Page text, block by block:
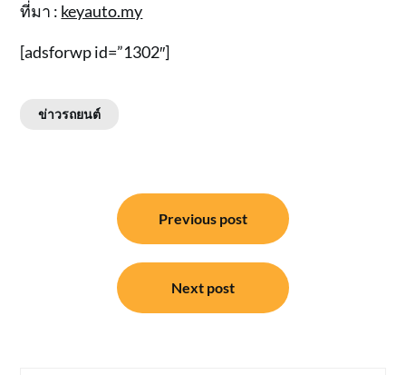
ที่มา : keyauto.my
[adsforwp id=”1302″]
ข่าวรถยนต์
Previous post
Next post